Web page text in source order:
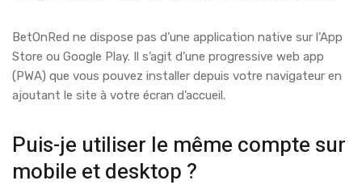
BetOnRed ne dispose pas d’une application native sur l’App
Store ou Google Play. Il s’agit d’une progressive web app
(PWA) que vous pouvez installer depuis votre navigateur en
ajoutant le site à votre écran d’accueil.
Puis-je utiliser le même compte sur
mobile et desktop ?